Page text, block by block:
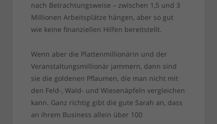
nach Betrachtungsweise – zwischen 1,5 und 3
Millionen Arbeitsplätze hängen, aber so gut
wie keine finanziellen Hilfen bereitstellt.
Wenn aber die Plattenmillionärin und der
Veranstaltungsmillionär jammern, dann sind
sie die goldenen Pflaumen, die man nicht mit
den Feld-, Wald- und Wiesenäpfeln vergleichen
kann. Ganz richtig gibt die gute Sarah an, dass
an ihrem Business allein über 100